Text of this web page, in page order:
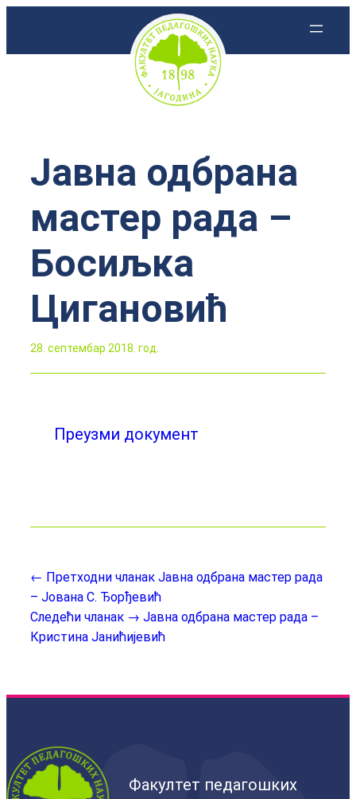
Јавна одбрана
мастер рада –
Босиљка
Цигановић
28. септембар 2018. год.
Преузми документ
← Претходни чланак Јавна одбрана мастер рада
– Јована С. Ђорђевић
Следећи чланак → Јавна одбрана мастер рада –
Кристина Јанићијевић
Факултет педагошких